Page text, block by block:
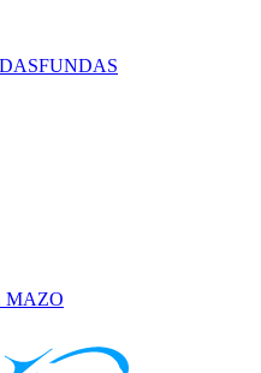
FUNDAS
MAZO